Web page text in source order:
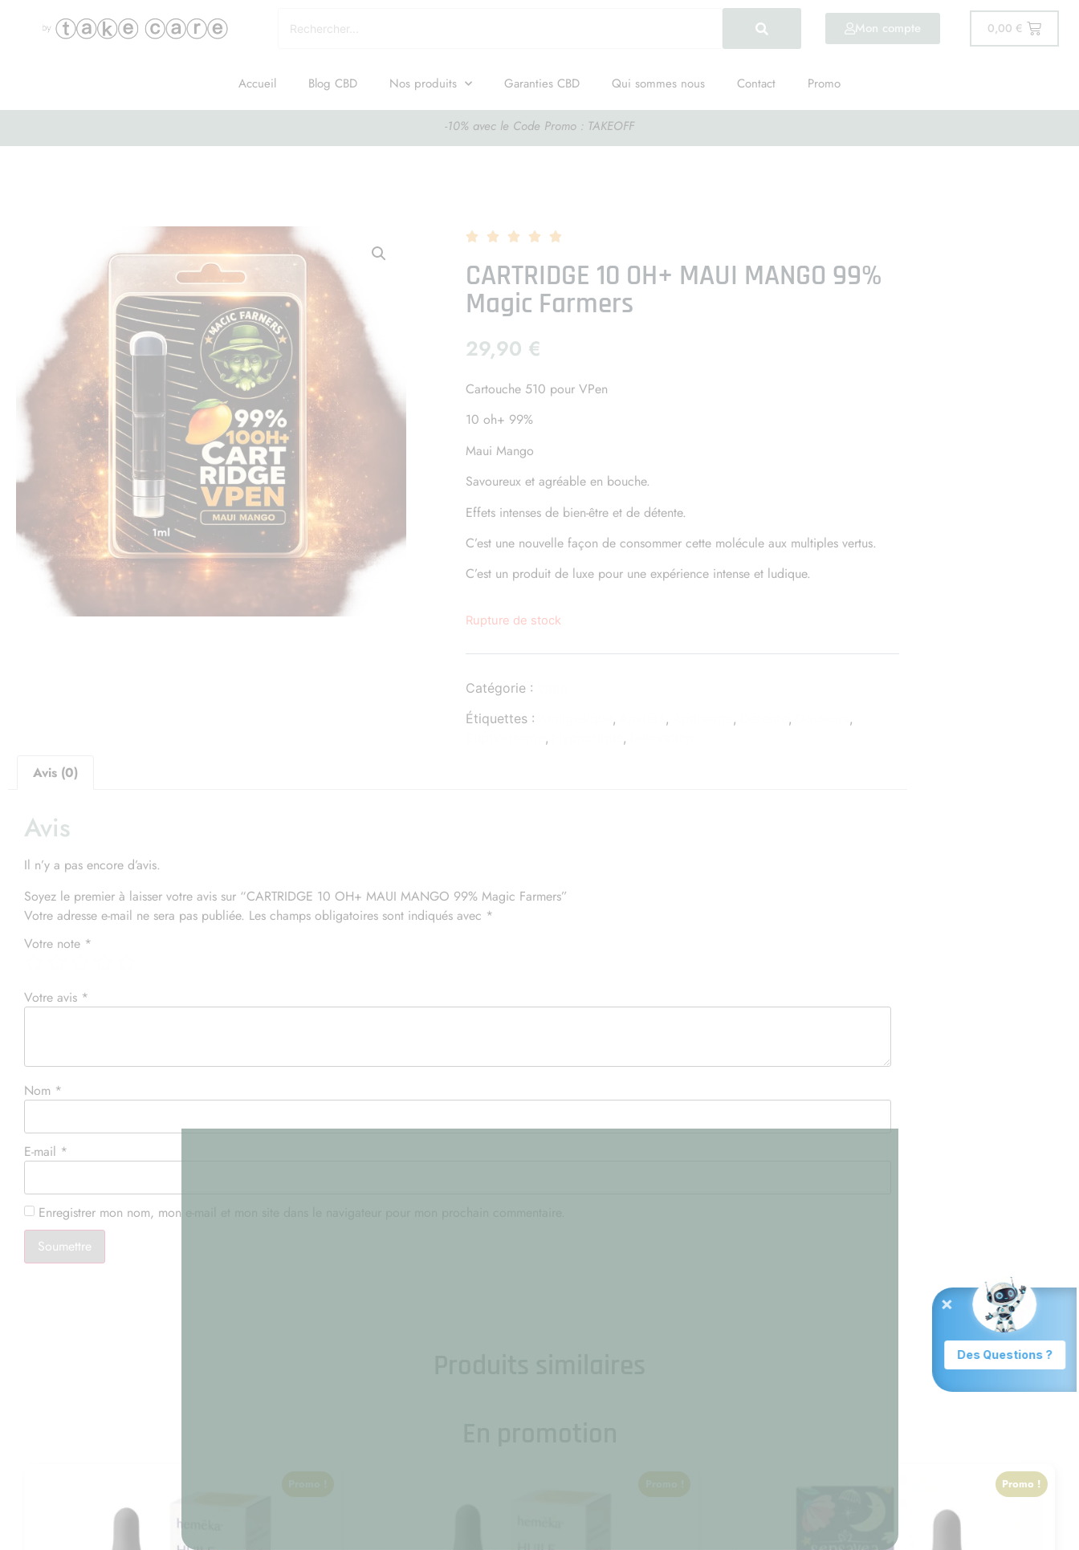
Mon compte 0,00 €
Accueil Blog CBD Nos produits Garanties CBD Qui sommes nous Contact Promo
-10% avec le Code Promo : TAKEOFF
    
CARTRIDGE 10 OH+ MAUI MANGO 99%
Magic Farmers
29,90 €
Cartouche 510 pour VPen
10 oh+ 99%
Maui Mango
Savoureux et agréable en bouche.
Effets intenses de bien-être et de détente.
C’est une nouvelle façon de consommer cette molécule aux multiples vertus.
C’est un produit de luxe pour une expérience intense et ludique.
Rupture de stock
Catégorie :
Étiquettes :
, , , ,
,
, ,
Avis (0)
Avis
Il n’y a pas encore d’avis.
Soyez le premier à laisser votre avis sur “CARTRIDGE 10 OH+ MAUI MANGO 99% Magic Farmers”
Votre adresse e-mail ne sera pas publiée. Les champs obligatoires sont indiqués avec *
Votre note *
Votre avis *
Nom *
E-mail *
Enregistrer mon nom, mon e-mail et mon site dans le navigateur pour mon prochain commentaire.
Promo !
août au mardi 25 août inclus.
Réouverture le mercredi 26 août, toutes les commandes passées